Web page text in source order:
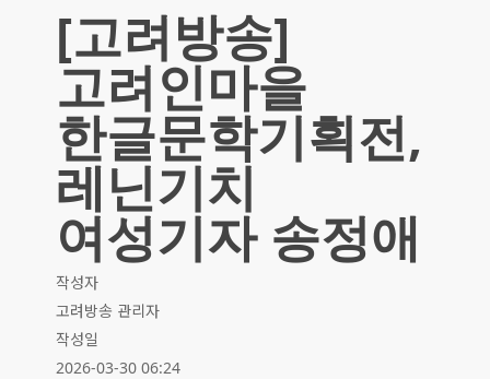
[고려방송]
고려인마을
한글문학기획전,
레닌기치
여성기자 송정애
작성자
고려방송 관리자
작성일
2026-03-30 06:24